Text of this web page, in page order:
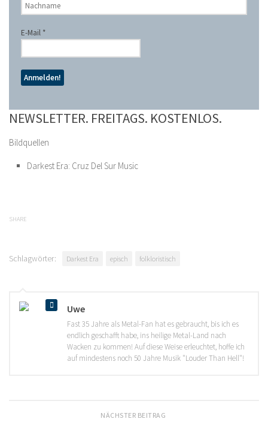
E-Mail *
NEWSLETTER. FREITAGS. KOSTENLOS.
Bildquellen
Darkest Era: Cruz Del Sur Music
SHARE
Schlagwörter: Darkest Era episch folkloristisch
Uwe
Fast 35 Jahre als Metal-Fan hat es gebraucht, bis ich es
endlich geschafft habe, ins heilige Metal-Land nach
Wacken zu kommen! Auf diese Weise erleuchtet, hoffe ich
auf mindestens noch 50 Jahre Musik "Louder Than Hell"!
NÄCHSTER BEITRAG